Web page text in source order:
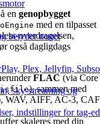
betyder noget
Plex, Jellyfin,
sky-streaming og
indstillinger for tag-
en genopbygget
med en tilpasset
overdragelsen,
også dagligdags
FLAC (via Core
), sammen med
WAV, AIFF, AC-3, CAF
skaleres med din